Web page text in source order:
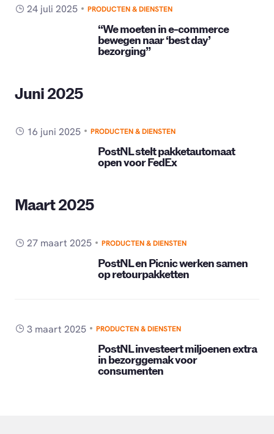
24 juli 2025 PRODUCTEN & DIENSTEN
“We moeten in e-commerce
bewegen naar ‘best day’
bezorging”
Juni 2025
16 juni 2025 PRODUCTEN & DIENSTEN
PostNL stelt pakketautomaat
open voor FedEx
Maart 2025
27 maart 2025 PRODUCTEN & DIENSTEN
PostNL en Picnic werken samen
op retourpakketten
3 maart 2025 PRODUCTEN & DIENSTEN
PostNL investeert miljoenen extra
in bezorggemak voor
consumenten